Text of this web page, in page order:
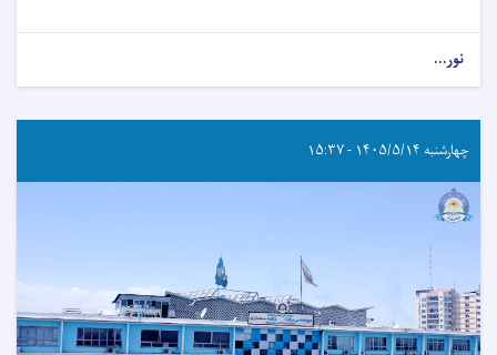
نور...
چهارشنبه ۱۴۰۵/۵/۱۴ - ۱۵:۳۷